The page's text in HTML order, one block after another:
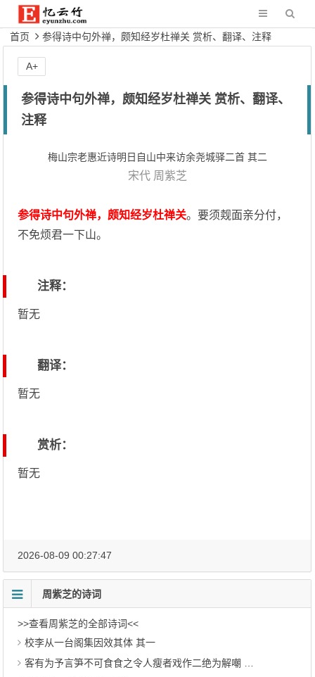
首页 参得诗中句外禅，颇知经岁杜禅关 赏析、翻译、注释
参得诗中句外禅，颇知经岁杜禅关 赏析、翻译、
注释
梅山宗老惠近诗明日自山中来访余尧城驿二首 其二
宋代 周紫芝
参得诗中句外禅，颇知经岁杜禅关。要须觌面亲分付，
不免烦君一下山。
注释：
暂无
翻译：
暂无
赏析：
暂无
A+
2026-08-09 00:27:47
周紫芝的诗词
>>查看周紫芝的全部诗词<<
校李从一台阁集因效其体 其一
客有为予言笋不可食食之令人瘦者戏作二绝为解嘲 其一